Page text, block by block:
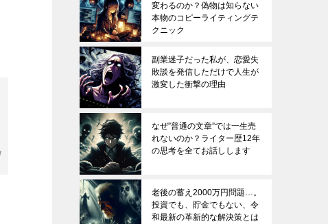
変わるのか？偽物は知らない
本物のコピーライティングテ
クニック
副業迷子だった私が、恋愛失
敗談を発信しただけで人生が
激変した衝撃の理由
なぜ”普通の文章”では一生売
れないのか？ライター歴12年
の思考を全てお話しします
老後の蓄え2000万円問題…。
投資でも、貯金でもない、令
和最新の革新的な解決策とは